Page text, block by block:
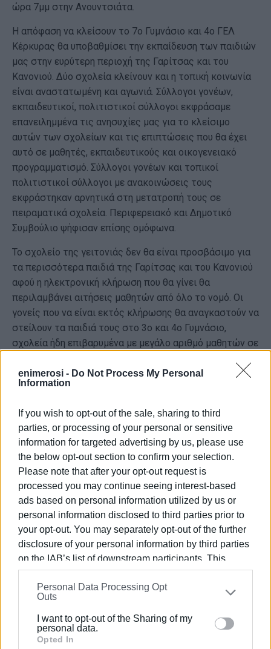
enimerosi - Do Not Process My Personal
Information
If you wish to opt-out of the sale, sharing to third
parties, or processing of your personal or sensitive
information for targeted advertising by us, please use
the below opt-out section to confirm your selection.
Please note that after your opt-out request is
processed you may continue seeing interest-based
ads based on personal information utilized by us or
personal information disclosed to third parties prior to
your opt-out. You may separately opt-out of the further
disclosure of your personal information by third parties
on the IAB’s list of downstream participants. This
information may also be disclosed by us to third parties
on theIAB’s List of Downstream Participants
that may
further disclose it to other third parties.
Please note that this website/app uses one or more
Google services and may gather and store information
Personal Data Processing Opt
Outs
I want to opt-out of the Sharing of my
personal data.
Opted In
ώρα 7μμ στην Ανουντσιάτα.
Η απόφαση να κλείσουν το 7ο Γυμνάσιο και 4ο ΓΕΛ
Κέρκυρας θα υποβαθμίσει την εκπαίδευση των παιδιών
μας στην ευρύτερη περιοχή της Γαρίτσας και του
Κανονιού. Δύο σχολεία κλείνουν και η τοπική κοινωνία
είναι αναστατωμένη και αγωνιά. Σύλλογοι γονέων,
εκπαιδευτικοί, πολιτιστικοί σύλλογοι εκφράσαμε
επανειλημμένα τις ανησυχίες μας για το κλείσιμο
αυτών των σχολείων και τις επιπτώσεις που θα έχει
αυτό σε μαθητές, εκπαιδευτικούς και οικογενειακό
προγραμματισμό. Σύλλογοι γονέων και τοπικοί
πολιτιστικοί σύλλογοι με ανακοινώσεις τους
εκφράστηκαν αρνητικά στη μετατροπή τους σε
πειραματικά σχολεία. Περιφερειακό και Δημοτικό
Συμβούλιο ψήφισαν επίσης ομόφωνα.
Το σχολείο της γειτονιάς δεν θα είναι προσβάσιμο για
τα περισσότερα παιδιά της Γαρίτσας και του Κανονιού
αφού η ηλεκτρονική κλήρωση που θα γίνει θα
περιλαμβάνει αιτήσεις μαθητών από όλο το νομό. Οι
γονείς που να είναι εκτός κλήρωσης θα αναγκαστούν να
στείλουν τα παιδιά τους στο 3ο και 4ο Γυμνάσιο,
σχολεία ήδη επιβαρυμένα με μεγάλο αριθμό μαθητών σε
Γονείς, εκπαιδευτικοί και η τοπική κοινωνία
όλα τα παιδιά, το σχολείο της γειτονιάς, συνέχεια της
φοίτησης στο Δημοτικό. Ένα σχολείο που θα δίνει στα
παιδιά μας την γενική ολόπλευρη μόρφωση, θα
αναδεικνύει κλίσεις και θα καλλιεργεί ταλέντα, θα
παρέχει στα παιδιά μας με όλα εκείνα τα απαραίτητα
εφόδια για να μπορέσουν να σταθούν αξιοπρεπείς στην
ενήλικη ζωή τους. Δεν θέλουμε ένα σχολείο
κατηγοριοποιημένo για λίγους και «εκλεκτούς» και
στοιβαγμένα σχολεία για όλους τους υπόλοιπους.
ΦΩΤΟ ΕΛΜΕ
Εμφανίσεις: 442
Ακολουθήστε το enimerosi στοFacebook